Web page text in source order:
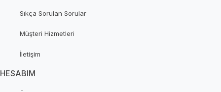
Sıkça Sorulan Sorular
Müşteri Hizmetleri
İletişim
HESABIM